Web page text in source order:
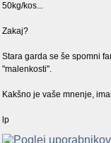
50kg/kos...
Zakaj?
Stara garda se še spomni
"malenkosti".
Kakšno je vaše mnenje,
lp